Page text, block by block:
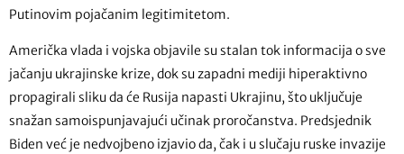
Putinovim pojačanim legitimitetom.
Američka vlada i vojska objavile su stalan tok informacija o sve
jačanju ukrajinske krize, dok su zapadni mediji hiperaktivno
propagirali sliku da će Rusija napasti Ukrajinu, što uključuje
snažan samoispunjavajući učinak proročanstva. Predsjednik
Biden već je nedvojbeno izjavio da, čak i u slučaju ruske invazije